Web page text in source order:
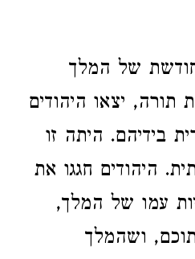
של המלך
יצאו היהודים
בידיהם. היתה זו
היהודים חגגו את
עמו של המלך,
ושהמלך